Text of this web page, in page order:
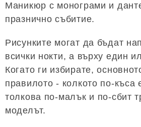
Маникюр с монограми и
празнично събитие.
Рисунките могат да бъдат
всички нокти, а върху един
Когато ги избирате,
правилото - колкото по-къса
толкова по-малък и по-сбит
моделът.